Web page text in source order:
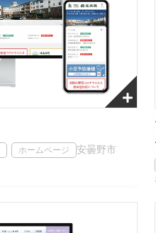
ホームページ 安曇野市